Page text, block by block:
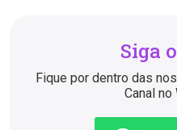
Siga
Fique por dentro das
Canal no